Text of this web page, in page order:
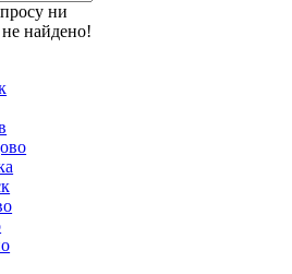
ни
найдено!